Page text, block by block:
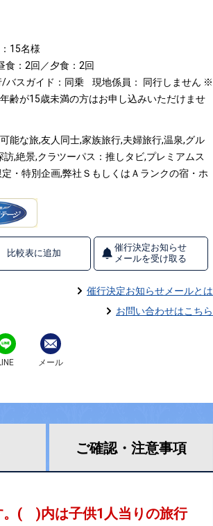
15名様
食：2回／夕食：2回
/バスガイド：同乗
現地係員： 同行しません ※
齢が15歳未満の方はお申し込みいただけませ
能な旅,友人同士,家族旅行,夫婦旅行,温泉,グル
訪,絶景,クラツーパス：推しタビ,プレミアムス
・特別企画,弊社ＳもしくはＡランクの宿・ホ
比較表に追加
催行決定お知らせ
メールを受け取る
催行決定お知らせメールとは
お問い合わせはこちら
メール
ご確認・ 注意事項
( )内は子供1人当りの旅行